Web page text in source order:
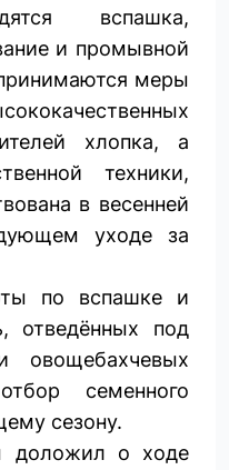
вспашка,
и промывной
меры
хлопка, а
техники,
в весенней
уходе за
по вспашке и
отведённых под
овощебахчевых
семенного
сезону.
доложил о ходе